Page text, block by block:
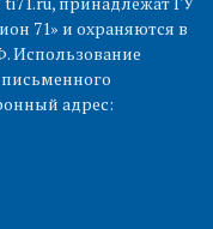
71» и охраняются в
Использование
адрес: